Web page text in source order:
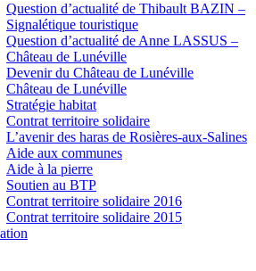
Question d’actualité de Thibault BAZIN –
Signalétique touristique
Question d’actualité de Anne LASSUS –
Château de Lunéville
Devenir du Château de Lunéville
Château de Lunéville
Stratégie habitat
Contrat territoire solidaire
L’avenir des haras de Rosières-aux-Salines
Aide aux communes
Aide à la pierre
Soutien au BTP
Contrat territoire solidaire 2016
Contrat territoire solidaire 2015